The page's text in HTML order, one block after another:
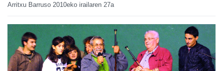
Arritxu Barruso 2010eko irailaren 27a